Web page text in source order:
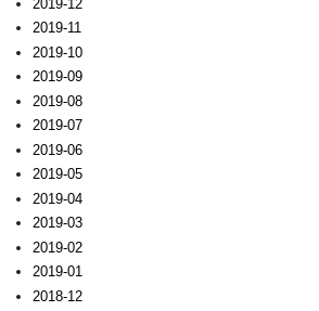
2019-12
2019-11
2019-10
2019-09
2019-08
2019-07
2019-06
2019-05
2019-04
2019-03
2019-02
2019-01
2018-12